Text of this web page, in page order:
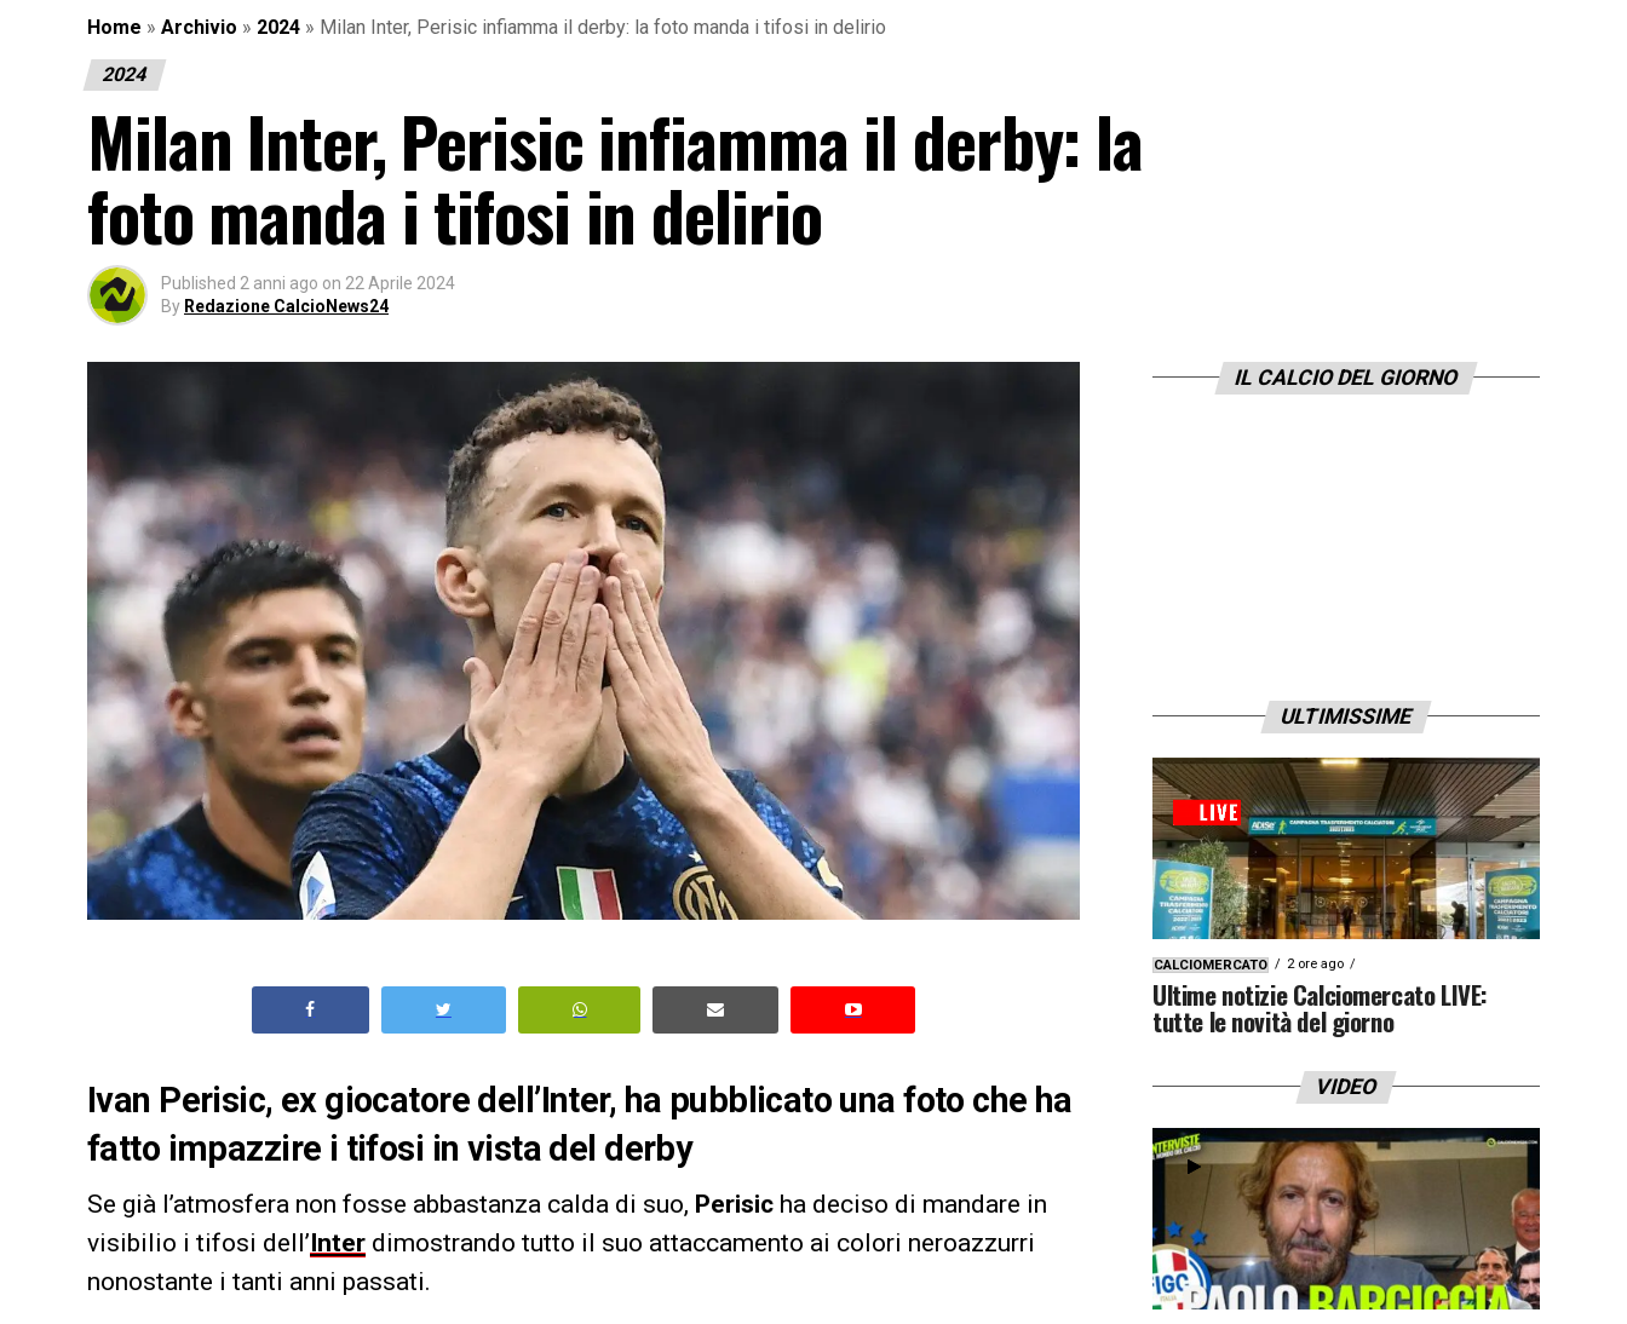
Home » Archivio » 2024 » Milan Inter, Perisic infiamma il derby: la foto manda i tifosi in delirio
2024
Milan Inter, Perisic infiamma il derby: la
foto manda i tifosi in delirio
Published 2 anni ago on 22 Aprile 2024
By Redazione CalcioNews24
Ivan Perisic, ex giocatore dell’Inter, ha pubblicato una foto che ha
fatto impazzire i tifosi in vista del derby
Se già l’atmosfera non fosse abbastanza calda di suo, Perisic ha deciso di mandare in
visibilio i tifosi dell’Inter dimostrando tutto il suo attaccamento ai colori neroazzurri
nonostante i tanti anni passati.
IL CALCIO DEL GIORNO
ULTIMISSIME
CALCIOMERCATO 2 ore ago
Ultime notizie Calciomercato LIVE:
tutte le novità del giorno
VIDEO